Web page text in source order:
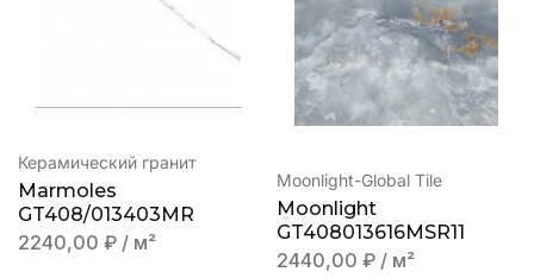
Керамический гранит
Marmoles
GT408/013403MR
2240,00 ₽ / м²
Moonlight-Global Tile
Moonlight
GT408013616MSR11
2440,00 ₽ / м²